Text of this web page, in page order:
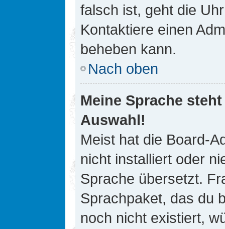
falsch ist, geht die
Kontaktiere einen
beheben kann.
Nach oben
Meine Sprache
Auswahl!
Meist hat die Board-
nicht installiert oder
Sprache übersetzt.
Sprachpaket, das du
noch nicht existiert,